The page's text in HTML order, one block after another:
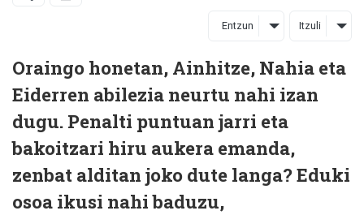
Entzun Itzuli
Oraingo honetan, Ainhitze, Nahia eta
Eiderren abilezia neurtu nahi izan
dugu. Penalti puntuan jarri eta
bakoitzari hiru aukera emanda,
zenbat alditan joko dute langa? Eduki
osoa ikusi nahi baduzu,